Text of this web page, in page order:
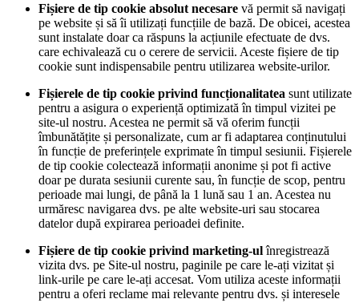
Fișiere de tip cookie absolut necesare vă permit să navigați
pe website și să îi utilizați funcțiile de bază. De obicei, acestea
sunt instalate doar ca răspuns la acțiunile efectuate de dvs.
care echivalează cu o cerere de servicii. Aceste fișiere de tip
cookie sunt indispensabile pentru utilizarea website-urilor.
Fișierele de tip cookie privind funcționalitatea sunt utilizate
pentru a asigura o experiență optimizată în timpul vizitei pe
site-ul nostru. Acestea ne permit să vă oferim funcții
îmbunătățite și personalizate, cum ar fi adaptarea conținutului
în funcție de preferințele exprimate în timpul sesiunii. Fișierele
de tip cookie colectează informații anonime și pot fi active
doar pe durata sesiunii curente sau, în funcție de scop, pentru
perioade mai lungi, de până la 1 lună sau 1 an. Acestea nu
urmăresc navigarea dvs. pe alte website-uri sau stocarea
datelor după expirarea perioadei definite.
Fișiere de tip cookie privind marketing-ulînregistrează
vizita dvs. pe Site-ul nostru, paginile pe care le-ați vizitat și
link-urile pe care le-ați accesat. Vom utiliza aceste informații
pentru a oferi reclame mai relevante pentru dvs. și interesele